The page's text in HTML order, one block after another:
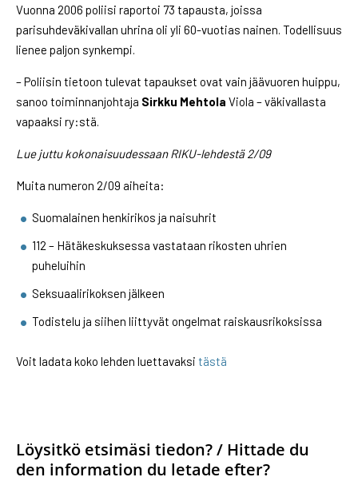
Vuonna 2006 poliisi raportoi 73 tapausta, joissa
parisuhdeväkivallan uhrina oli yli 60-vuotias nainen. Todellisuus
lienee paljon synkempi.
– Poliisin tietoon tulevat tapaukset ovat vain jäävuoren huippu,
sanoo toiminnanjohtaja Sirkku Mehtola Viola – väkivallasta
vapaaksi ry:stä.
Lue juttu kokonaisuudessaan RIKU-lehdestä 2/09
Muita numeron 2/09 aiheita:
Suomalainen henkirikos ja naisuhrit
112 – Hätäkeskuksessa vastataan rikosten uhrien
puheluihin
Seksuaalirikoksen jälkeen
Todistelu ja siihen liittyvät ongelmat raiskausrikoksissa
Voit ladata koko lehden luettavaksi tästä
Löysitkö etsimäsi tiedon? / Hittade du
den information du letade efter?